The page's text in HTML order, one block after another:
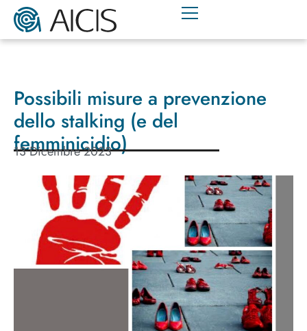
Possibili misure a prevenzione
dello stalking (e del
femminicidio)
13 Dicembre 2023